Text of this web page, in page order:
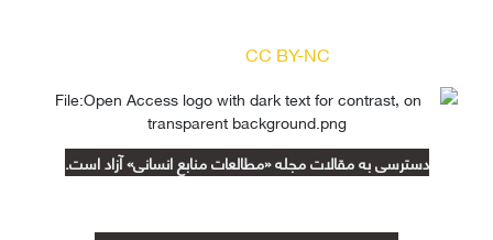
CC BY-NC
دسترسی به مقالات مجله «مطالعات منابع انسانی» آزاد است.